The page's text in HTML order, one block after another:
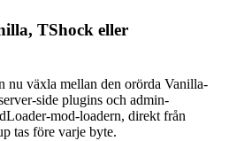
TShock eller
nu växla mellan den orörda Vanilla-
side plugins och admin-
mod-loadern, direkt från
tas före varje byte.